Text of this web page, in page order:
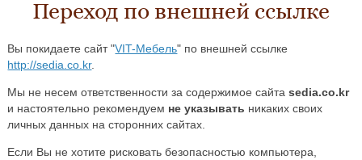
Переход по внешней ссылке
Вы покидаете сайт "VIT-Мебель" по внешней ссылке
http://sedia.co.kr.
Мы не несем ответственности за содержимое сайтаsedia.co.kr
и настоятельно рекомендуем не указывать никаких своих
личных данных на сторонних сайтах.
Если Вы не хотите рисковать безопасностью компьютера,